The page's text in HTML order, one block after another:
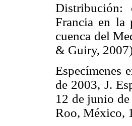
Distribución:
Francia en la
cuenca del
& Guiry,
Especímenes
de 2003, J.
12 de junio
Roo, México,